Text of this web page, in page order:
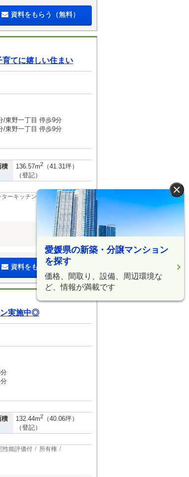
資料をもらう（無料）
てに嬉しい住まい
/東野一丁目 停歩9分
/東野一丁目 停歩9分
積 136.57m2
（41.31坪）
（登記）
ターキッチン 浴室乾燥機
資料をもらう（無料）
ン実施中◎
積 132.44m2
（40.06坪）
（登記）
性能評価付
所有権
×
愛媛県の新築・分譲マンション
を探す
価格、間取り、設備、周辺環境な
ど、情報が満載です